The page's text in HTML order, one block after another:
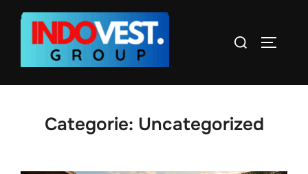
inhoud
Zoek
Categorie: Uncategorized